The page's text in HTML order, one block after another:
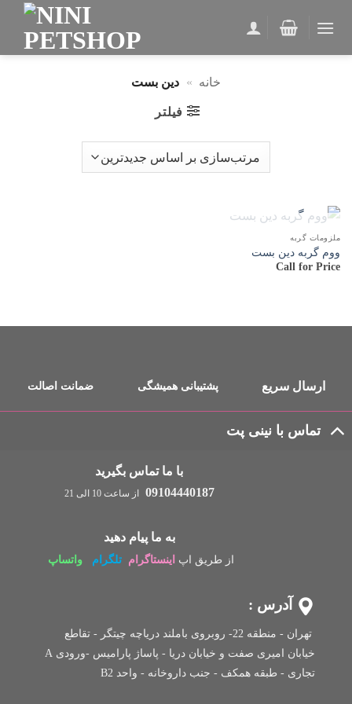
خانه » دین بست
فیلتر
ملزومات گربه
ووم گربه دین بست
Call for Price
ارسال سریع پشتیبانی همیشگی ضمانت اصالت
تماس با نینی پت
با ما تماس بگیرید
09104440187 از ساعت 10 الی 21
به ما پیام دهید
از طریق اپ اینستاگرام تلگرام واتساپ
آدرس :
تهران - منطقه 22- روبروی باملند دریاچه چیتگر - تقاطع
خیابان امیری صفت و خیابان دریا - پاساژ پارامیس -ورودی A
تجاری - طبقه همکف - جنب داروخانه - واحد B2